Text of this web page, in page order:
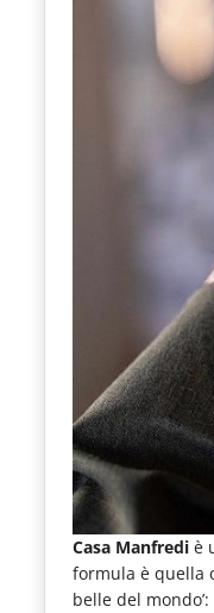
Casa Manfredi è
formula è quella
belle del mondo’: